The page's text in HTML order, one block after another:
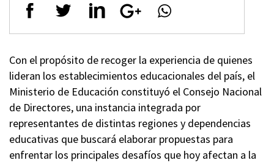
Con el propósito de recoger la experiencia de quienes
lideran los establecimientos educacionales del país, el
Ministerio de Educación constituyó el Consejo Nacional
de Directores, una instancia integrada por
representantes de distintas regiones y dependencias
educativas que buscará elaborar propuestas para
enfrentar los principales desafíos que hoy afectan a la